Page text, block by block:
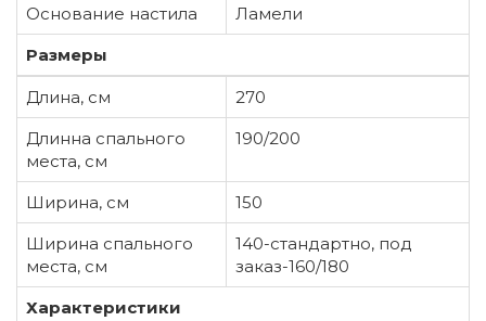
Основание настила
Ламели
Размеры
Длина, см
270
Длинна спального
места, см
190/200
Ширина, см
150
Ширина спального
места, см
140-стандартно, под
заказ-160/180
Характеристики